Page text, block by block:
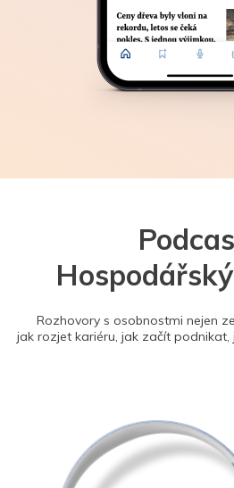
Rozhovory s osobnostmi nejen
jak rozjet kariéru, jak začít podnikat,